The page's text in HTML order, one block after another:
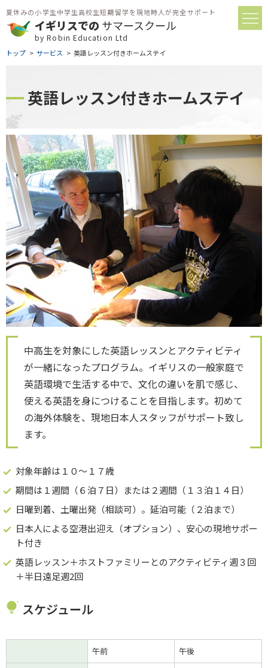
夏休みの小学生中学生高校生短期留学を現地時人が完全サポート
イギリスでの サマースクール
by Robin Education Ltd
トップ サービス 英語レッスン付きホームステイ
英語レッスン付きホームステイ
中高生を対象にした英語レッスンとアクティビティ
が一緒になったプログラム。イギリスの一般家庭で
英語環境で生活する中で、文化の違いを肌で感じ、
使える英語を身につけることを目指します。初めて
の海外体験を、現地日本人スタッフがサポート致し
ます。
対象年齢は１０～１７歳
期間は１週間（６泊７日）または２週間（１３泊１４日）
日曜到着、土曜出発（相談可）。延泊可能（２泊まで）
日本人による空港出迎え（オプション）、安心の現地サポー
ト付き
英語レッスン＋ホストファミリーとのアクティビティ週３回
＋半日遠足週2回
スケジュール
午前 午後